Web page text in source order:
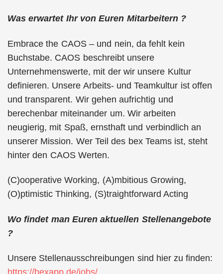
Was erwartet Ihr von Euren Mitarbeitern ?
Embrace the CAOS – und nein, da fehlt kein
Buchstabe. CAOS beschreibt unsere
Unternehmenswerte, mit der wir unsere Kultur
definieren. Unsere Arbeits- und Teamkultur ist offen
und transparent. Wir gehen aufrichtig und
berechenbar miteinander um. Wir arbeiten
neugierig, mit Spaß, ernsthaft und verbindlich an
unserer Mission. Wer Teil des bex Teams ist, steht
hinter den CAOS Werten.
(C)ooperative Working, (A)mbitious Growing,
(O)ptimistic Thinking, (S)traightforward Acting
Wo findet man Euren aktuellen Stellenangebote
?
Unsere Stellenausschreibungen sind hier zu finden:
https://bexapp.de/jobs/